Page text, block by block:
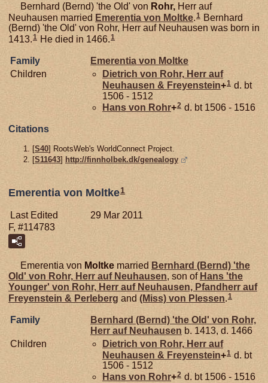
Bernhard (Bernd) 'the Old' von Rohr, Herr auf
Neuhausen married Emerentia von Moltke 1 Bernhard
(Bernd) 'the Old' von Rohr, Herr auf Neuhausen was born in
1413.1 He died in 1466.1
Family Emerentia von Moltke
Children
Dietrich von Rohr,Herr auf
Neuhausen & Freyenstein+1 d. bt
1506 - 1512
Hans von Rohr+2 d. bt 1506 - 1516
Citations
[S40] RootsWeb's WorldConnect Project.
[S11643] http://finnholbek.dk/genealogy
Emerentia von Moltke1
Last Edited
29 Mar 2011
F, #114783
Emerentia von Moltke married Bernhard (Bernd) 'the
Old' von Rohr, Herr auf Neuhausen, son of Hans 'the
Younger' von Rohr, Herr auf Neuhausen, Pfandherr auf
Freyenstein & Perleberg and (Miss) von Plessen.1
Family Bernhard (Bernd) 'the Old' von Rohr,
Herr auf Neuhausen b. 1413, d. 1466
Children
Dietrich von Rohr,Herr auf
Neuhausen & Freyenstein+1 d. bt
1506 - 1512
Hans von Rohr+2 d. bt 1506 - 1516